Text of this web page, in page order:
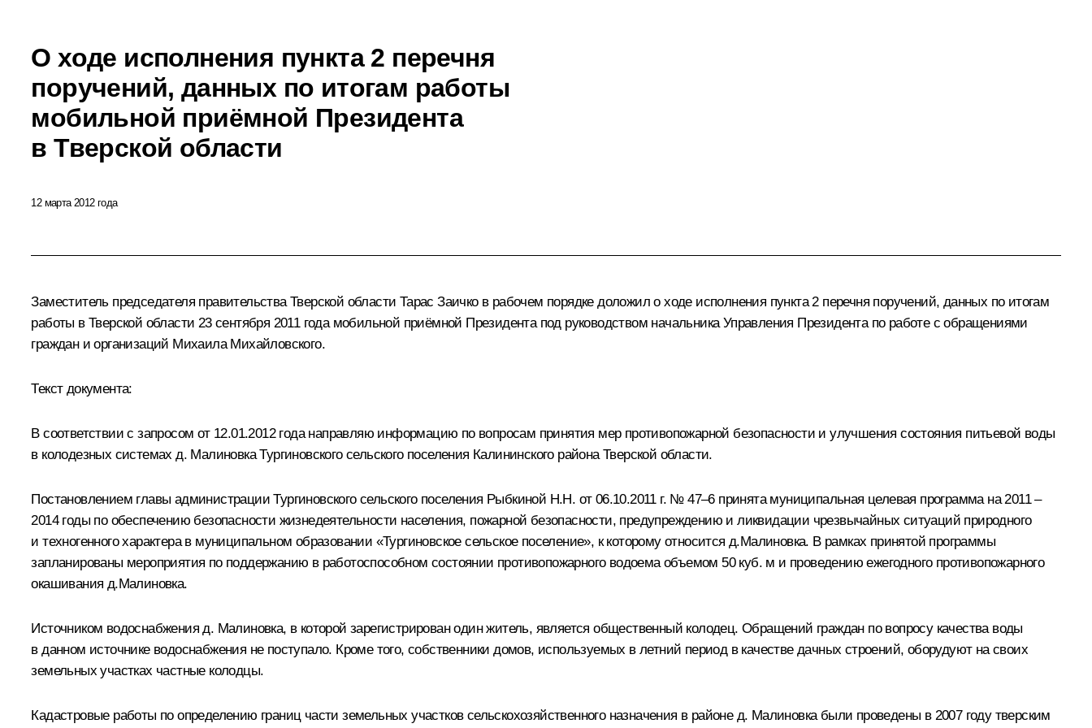
О ходе исполнения пункта 2 перечня
поручений, данных по итогам работы
мобильной приёмной Президента
в Тверской области
12 марта 2012 года
Заместитель председателя правительства Тверской области Тарас Заичко в рабочем порядке доложил о ходе исполнения пункта 2 перечня поручений, данных по итогам
работы в Тверской области 23 сентября 2011 года мобильной приёмной Президента под руководством начальника Управления Президента по работе с обращениями
граждан и организаций Михаила Михайловского.
Текст документа:
В соответствии с запросом от 12.01.2012 года направляю информацию по вопросам принятия мер противопожарной безопасности и улучшения состояния питьевой воды
в колодезных системах д. Малиновка Тургиновского сельского поселения Калининского района Тверской области.
Постановлением главы администрации Тургиновского сельского поселения Рыбкиной Н.Н. от 06.10.2011 г. № 47–6 принята муниципальная целевая программа на 2011 –
2014 годы по обеспечению безопасности жизнедеятельности населения, пожарной безопасности, предупреждению и ликвидации чрезвычайных ситуаций природного
и техногенного характера в муниципальном образовании «Тургиновское сельское поселение», к которому относится д.Малиновка. В рамках принятой программы
запланированы мероприятия по поддержанию в работоспособном состоянии противопожарного водоема объемом 50 куб. м и проведению ежегодного противопожарного
окашивания д.Малиновка.
Источником водоснабжения д. Малиновка, в которой зарегистрирован один житель, является общественный колодец. Обращений граждан по вопросу качества воды
в данном источнике водоснабжения не поступало. Кроме того, собственники домов, используемых в летний период в качестве дачных строений, оборудуют на своих
земельных участках частные колодцы.
Кадастровые работы по определению границ части земельных участков сельскохозяйственного назначения в районе д. Малиновка были проведены в 2007 году тверским